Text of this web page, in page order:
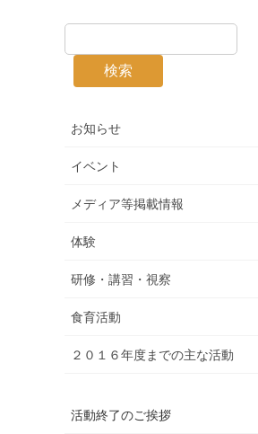
検索
お知らせ
イベント
メディア等掲載情報
体験
研修・講習・視察
食育活動
２０１６年度までの主な活動
活動終了のご挨拶